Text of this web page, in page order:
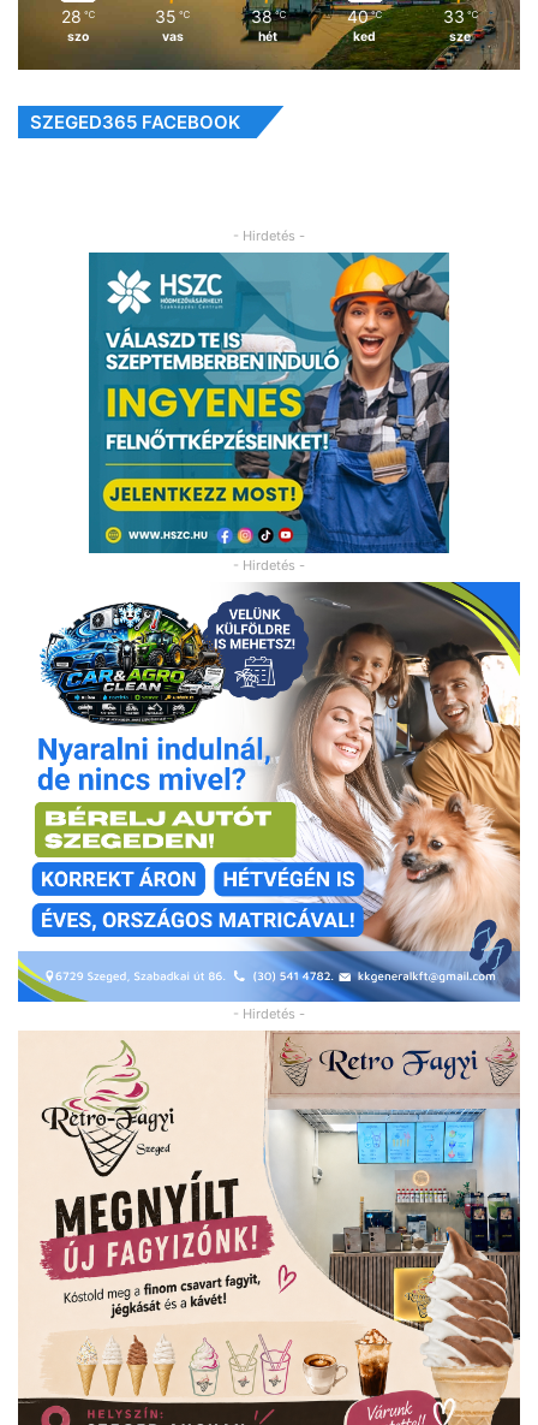
28 ℃
szo
35 ℃
vas
38 ℃
hét
40 ℃
ked
33 ℃
sze
SZEGED365 FACEBOOK
- Hirdetés -
- Hirdetés -
- Hirdetés -